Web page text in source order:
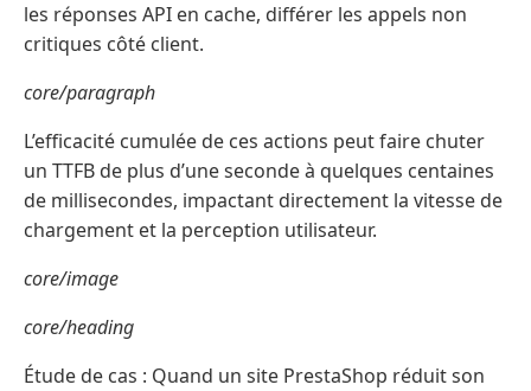
les réponses API en cache, différer les appels non
critiques côté client.
core/paragraph
L’efficacité cumulée de ces actions peut faire chuter
un TTFB de plus d’une seconde à quelques centaines
de millisecondes, impactant directement la vitesse de
chargement et la perception utilisateur.
core/image
core/heading
Étude de cas : Quand un site PrestaShop réduit son